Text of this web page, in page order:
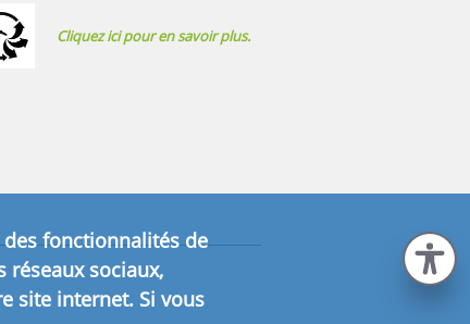
Cliquez ici pour en savoir plus.
fonctionnalités de
réseaux sociaux,
site internet. Si vous